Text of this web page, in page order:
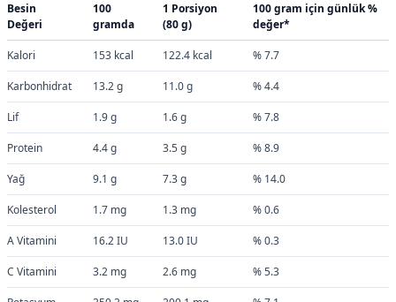
Besin
Değeri
100
gramda
1 Porsiyon
(80 g)
100 gram için günlük %
değer*
Kalori 153 kcal 122.4 kcal % 7.7
Karbonhidrat 13.2 g 11.0 g % 4.4
Lif 1.9 g 1.6 g % 7.8
Protein 4.4 g 3.5 g % 8.9
Yağ 9.1 g 7.3 g % 14.0
Kolesterol 1.7 mg 1.3 mg % 0.6
A Vitamini 16.2 IU 13.0 IU % 0.3
C Vitamini 3.2 mg 2.6 mg % 5.3